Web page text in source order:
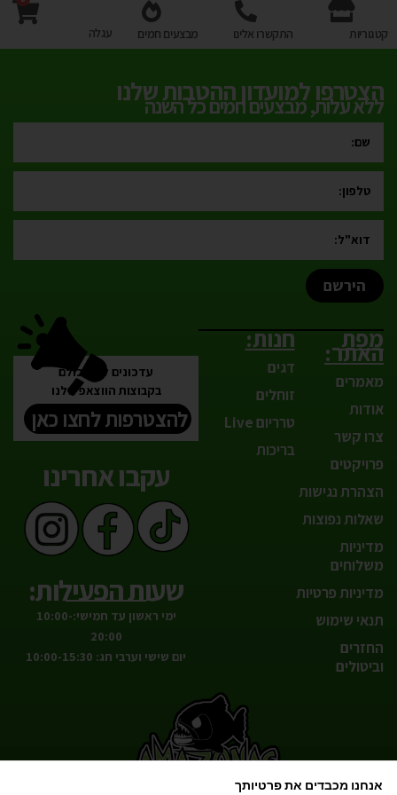
קטגוריות התקשרו אלינו מבצעים חמים עגלה
הצטרפו למועדון ההטבות שלנו
ללא עלות, מבצעים חמים כל השנה
הירשם
מפת
האתר:
מאמרים
אודות
צרו קשר
פרויקטים
הצהרת נגישות
שאלות נפוצות
מדיניות
משלוחים
מדיניות פרטיות
תנאי שימוש
החזרים
וביטולים
חנות:
דגים
זוחלים
טרריום Live
בריכות
עדכונים לפני כולם
בקבוצות הווצאפ שלנו
להצטרפות לחצו כאן
עקבו אחרינו
שעות הפעילות:
ימי ראשון עד חמישי:10:00-
20:00
יום שישי וערבי חג: 10:00-15:30
אנחנו מכבדים את פרטיותך